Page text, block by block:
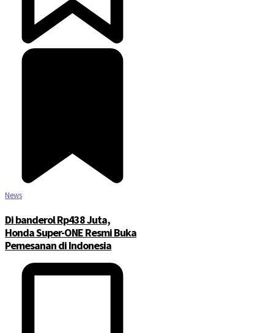
News
Di banderol Rp438 Juta,
Honda Super-ONE Resmi Buka
Pemesanan di Indonesia